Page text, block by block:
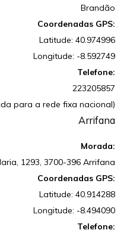
Brandão
Coordenadas GPS:
Latitude: 40.974996
Longitude: -8.592749
Telefone:
223205857
para a rede fixa nacional)
Arrifana
Morada:
1293, 3700-396 Arrifana
Coordenadas GPS:
Latitude: 40.914288
Longitude: -8.494090
Telefone: